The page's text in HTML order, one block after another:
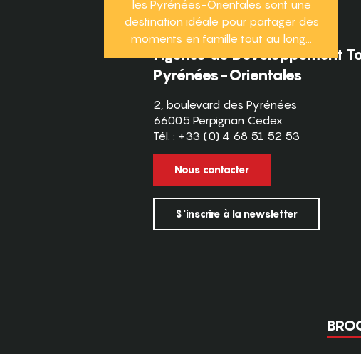
les Pyrénées-Orientales sont une
destination idéale pour partager des
moments en famille tout au long...
Agence de Développement
Pyrénées-Orientales
2, boulevard des Pyrénées
66005 Perpignan Cedex
Tél. : +33 (0) 4 68 51 52 53
Nous contacter
S'inscrire à la newsletter